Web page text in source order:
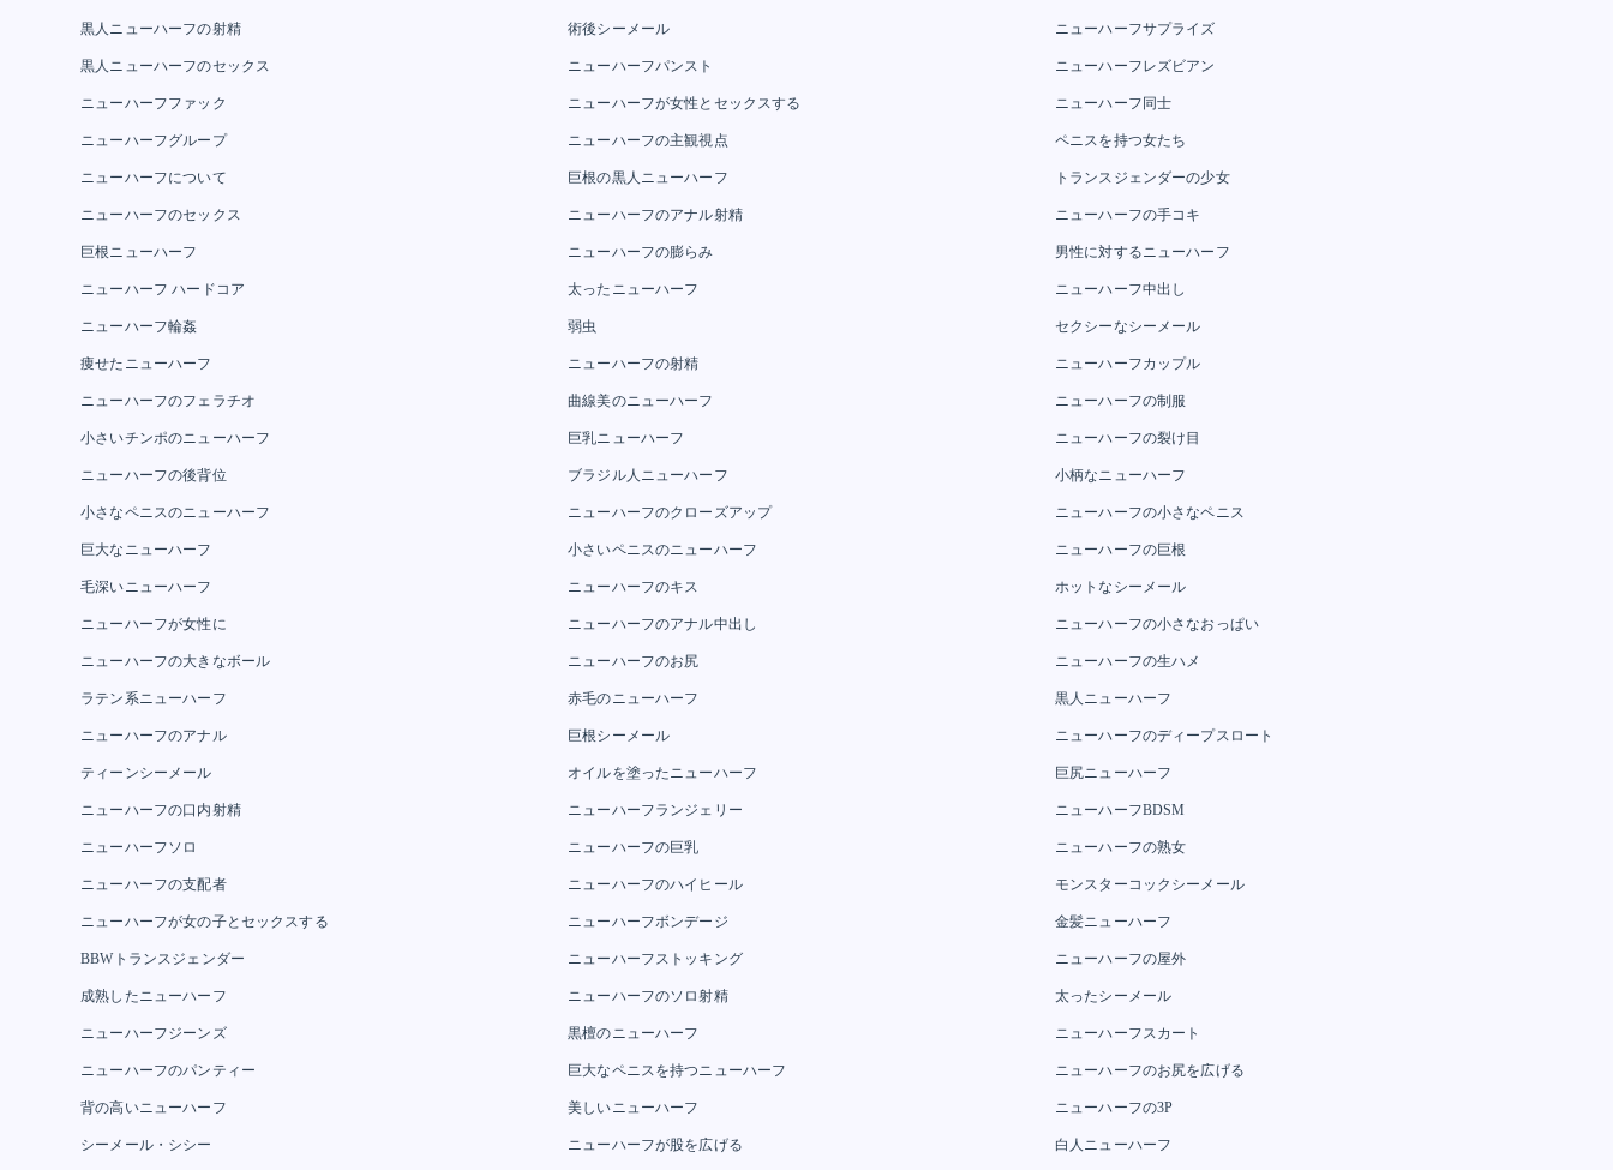
黒人ニューハーフの射精 術後シーメール ニューハーフサプライズ
黒人ニューハーフのセックス ニューハーフパンスト ニューハーフレズビアン
ニューハーフファック ニューハーフが女性とセックスする ニューハーフ同士
ニューハーフグループ ニューハーフの主観視点 ペニスを持つ女たち
ニューハーフについて 巨根の黒人ニューハーフ トランスジェンダーの少女
ニューハーフのセックス ニューハーフのアナル射精 ニューハーフの手コキ
巨根ニューハーフ ニューハーフの膨らみ 男性に対するニューハーフ
ニューハーフ ハードコア 太ったニューハーフ ニューハーフ中出し
ニューハーフ輪姦 弱虫 セクシーなシーメール
痩せたニューハーフ ニューハーフの射精 ニューハーフカップル
ニューハーフのフェラチオ 曲線美のニューハーフ ニューハーフの制服
小さいチンポのニューハーフ 巨乳ニューハーフ ニューハーフの裂け目
ニューハーフの後背位 ブラジル人ニューハーフ 小柄なニューハーフ
小さなペニスのニューハーフ ニューハーフのクローズアップ ニューハーフの小さなペニス
巨大なニューハーフ 小さいペニスのニューハーフ ニューハーフの巨根
毛深いニューハーフ ニューハーフのキス ホットなシーメール
ニューハーフが女性に ニューハーフのアナル中出し ニューハーフの小さなおっぱい
ニューハーフの大きなボール ニューハーフのお尻 ニューハーフの生ハメ
ラテン系ニューハーフ 赤毛のニューハーフ 黒人ニューハーフ
ニューハーフのアナル 巨根シーメール ニューハーフのディープスロート
ティーンシーメール オイルを塗ったニューハーフ 巨尻ニューハーフ
ニューハーフの口内射精 ニューハーフランジェリー ニューハーフBDSM
ニューハーフソロ ニューハーフの巨乳 ニューハーフの熟女
ニューハーフの支配者 ニューハーフのハイヒール モンスターコックシーメール
ニューハーフが女の子とセックスする ニューハーフボンデージ 金髪ニューハーフ
BBWトランスジェンダー ニューハーフストッキング ニューハーフの屋外
成熟したニューハーフ ニューハーフのソロ射精 太ったシーメール
ニューハーフジーンズ 黒檀のニューハーフ ニューハーフスカート
ニューハーフのパンティー 巨大なペニスを持つニューハーフ ニューハーフのお尻を広げる
背の高いニューハーフ 美しいニューハーフ ニューハーフの3P
シーメール・シシー ニューハーフが股を広げる 白人ニューハーフ